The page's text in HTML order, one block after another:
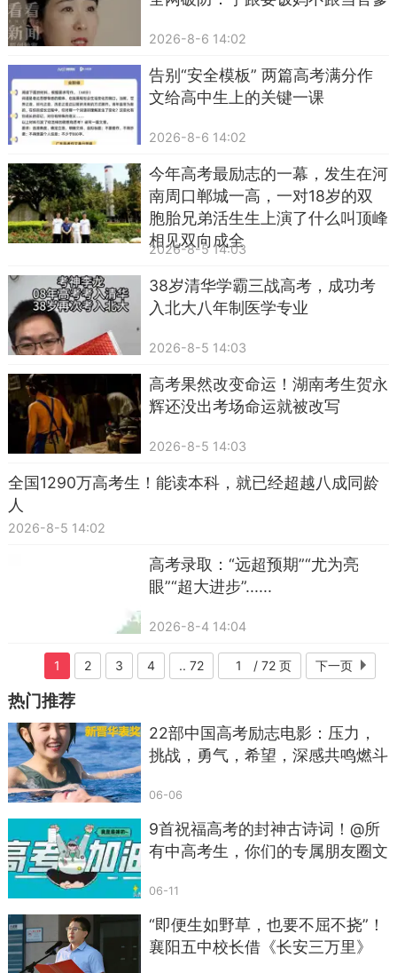
2026-8-6 14:02
告别“安全模板” 两篇高考满分作
文给高中生上的关键一课
2026-8-6 14:02
今年高考最励志的一幕，发生在河
南周口郸城一高，一对18岁的双
胞胎兄弟活生生上演了什么叫顶峰
相见双向成全
2026-8-5 14:03
38岁清华学霸三战高考，成功考
入北大八年制医学专业
2026-8-5 14:03
高考果然改变命运！湖南考生贺永
辉还没出考场命运就被改写
2026-8-5 14:03
全国1290万高考生！能读本科，就已经超越八成同龄
人
2026-8-5 14:02
高考录取：“远超预期”“尤为亮
眼”“超大进步”......
2026-8-4 14:04
1 2 3 4 .. 72 / 72 页 下一页
热门推荐
22部中国高考励志电影：压力，
挑战，勇气，希望，深感共鸣燃斗
06-06
9首祝福高考的封神古诗词！@所
有中高考生，你们的专属朋友圈文
06-11
“即便生如野草，也要不屈不挠”！
襄阳五中校长借《长安三万里》